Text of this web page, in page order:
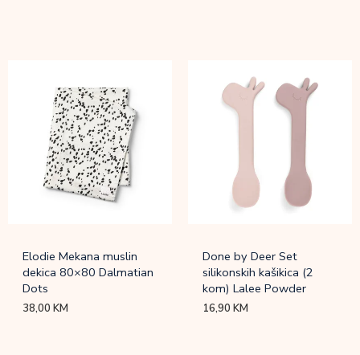
Elodie Mekana muslin
dekica 80×80 Dalmatian
Dots
38,00KM
Done by Deer Set
silikonskih kašikica (2
kom) Lalee Powder
16,90KM